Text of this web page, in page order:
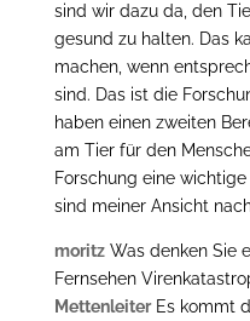
sind wir dazu da, den
gesund zu halten. Das
machen, wenn
sind. Das ist die
haben einen zweiten
am Tier für den
Forschung eine
sind meiner Ansicht
moritzWas denken Sie
Fernsehen
MettenleiterEs kommt